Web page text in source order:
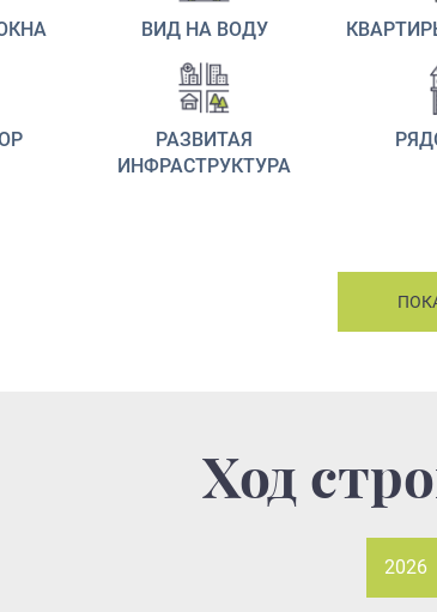
ВИД НА ВОДУ
РАЗВИТАЯ
ИНФРАСТРУКТУРА
Ход
2026